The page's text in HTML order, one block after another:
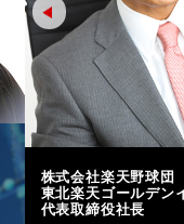
株式会社楽天野球団
東北楽天ゴールデン
代表取締役社長